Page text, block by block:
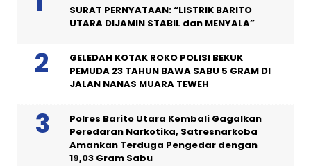
SURAT PERNYATAAN: “LISTRIK BARITO
UTARA DIJAMIN STABIL dan MENYALA”
GELEDAH KOTAK ROKO POLISI BEKUK
PEMUDA 23 TAHUN BAWA SABU 5 GRAM DI
JALAN NANAS MUARA TEWEH
Polres Barito Utara Kembali Gagalkan
Peredaran Narkotika, Satresnarkoba
Amankan Terduga Pengedar dengan
19,03 Gram Sabu